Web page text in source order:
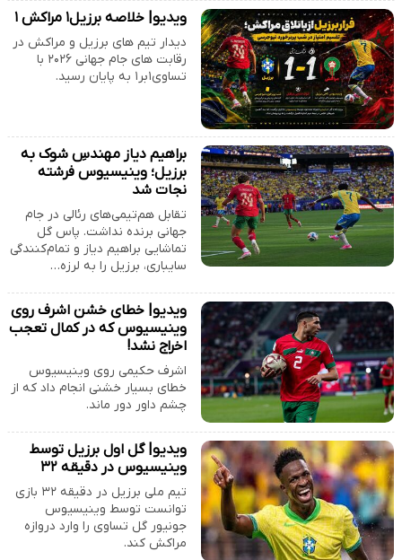
ویدیو| خلاصه برزیل۱ مراکش ۱
دیدار تیم های برزیل و مراکش در
رقابت های جام جهانی ۲۰۲۶ با
تساوی۱بر۱ به پایان رسید.
براهیم دیاز مهندسِ شوک به
برزیل؛ وینیسیوس فرشته
نجات شد
تقابل هم‌تیمی‌های رئالی در جام
جهانی برنده نداشت. پاس گل
تماشایی براهیم دیاز و تمام‌کنندگی
سایباری، برزیل را به لرزه…
ویدیو| خطای خشن اشرف روی
وینیسیوس که در کمال تعجب
اخراج نشد!
اشرف حکیمی روی وینیسیوس
خطای بسیار خشنی انجام داد که از
چشم داور دور ماند.
ویدیو| گل اول برزیل توسط
وینیسیوس در دقیقه ۳۲
تیم ملی برزیل در دقیقه ۳۲ بازی
توانست توسط وینیسیوس
جونیور گل تساوی را وارد دروازه
مراکش کند.